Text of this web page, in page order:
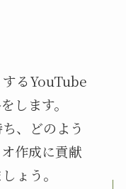
るYouTube
します。
、どのよう
作成に貢献
ょう。